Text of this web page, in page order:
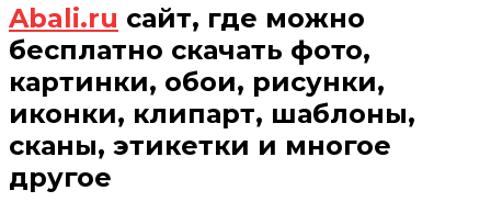
Abali.ru сайт, где можно
бесплатно скачать фото,
картинки, обои, рисунки,
иконки, клипарт, шаблоны,
сканы, этикетки и многое
другое